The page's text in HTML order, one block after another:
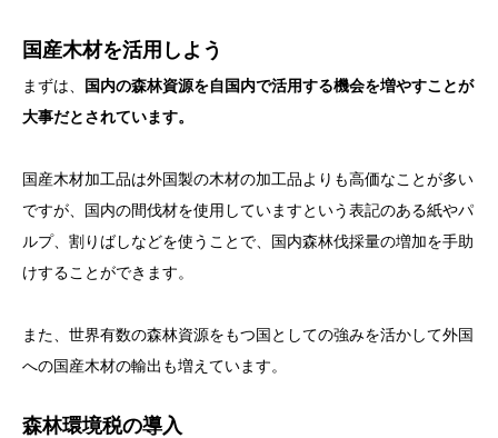
国産木材を活用しよう
まずは、
国内の森林資源を自国内で活用する機会を増やすことが
大事だとされています。
国産木材加工品は外国製の木材の加工品よりも高価なことが多い
ですが、国内の間伐材を使用していますという表記のある紙やパ
ルプ、割りばしなどを使うことで、国内森林伐採量の増加を手助
けすることができます。
また、世界有数の森林資源をもつ国としての強みを活かして外国
への国産木材の輸出も増えています。
森林環境税の導入